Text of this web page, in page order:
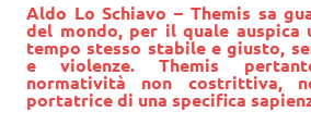
Aldo Lo Schiavo – Themis sa
del mondo, per il quale auspica
tempo stesso stabile e giusto,
e violenze. Themis
normatività non costrittiva,
portatrice di una specifica